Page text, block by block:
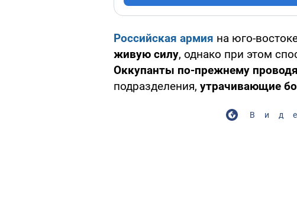
Российская армия на юго-
живую силу, однако при этом
Оккупанты по-прежнему
подразделения, утрачивающие